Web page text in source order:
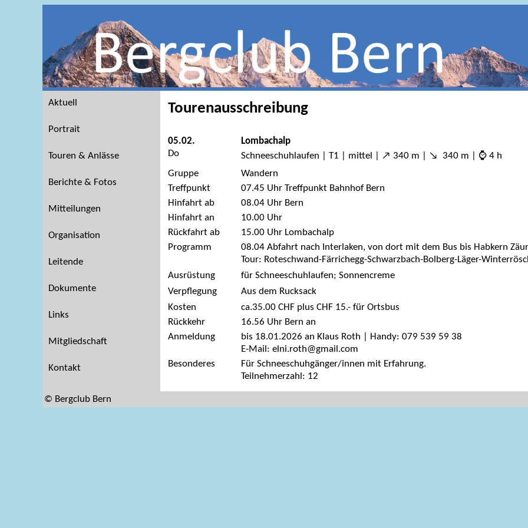
Aktuell
Portrait
Touren & Anlässe
Berichte & Fotos
Mitteilungen
Organisation
Leitende
Dokumente
Links
Mitgliedschaft
Kontakt
Tourenausschreibung
05.02.
Do
Lombachalp
Schneeschuhlaufen | T1 | mittel | ↗ 340 m | ↘ 340 m | ⌚ 4 h
Gruppe
Wandern
Treffpunkt
07.45 Uhr Treffpunkt Bahnhof Bern
Hinfahrt ab
08.04 Uhr Bern
Hinfahrt an
10.00 Uhr
Rückfahrt ab
15.00 Uhr Lombachalp
Programm
08.04 Abfahrt nach Interlaken, von dort mit dem Bus bis Habkern
Tour: Roteschwand-Färrichegg-Schwarzbach-Bolberg-Läger-
Ausrüstung
für Schneeschuhlaufen; Sonnencreme
Verpflegung
Aus dem Rucksack
Kosten
ca.35.00 CHF plus CHF 15.- für Ortsbus
Rückkehr
16.56 Uhr Bern an
Anmeldung
bis 18.01.2026 an Klaus Roth | Handy: 079 539 59 38
E-Mail: elni.roth@gmail.com
Besonderes
Für Schneeschuhgänger/innen mit Erfahrung.
Teilnehmerzahl: 12
© Bergclub Bern